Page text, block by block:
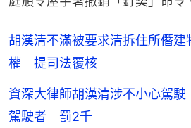
胡漢清不滿被要求清拆住所僭
權 提司法覆核
資深大律師胡漢清涉不小心駕
駕駛者 罰2千